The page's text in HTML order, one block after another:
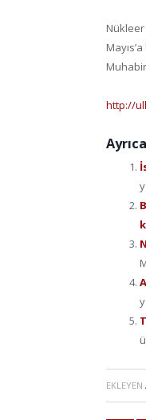
Nükleer
http://
EKLEYEN